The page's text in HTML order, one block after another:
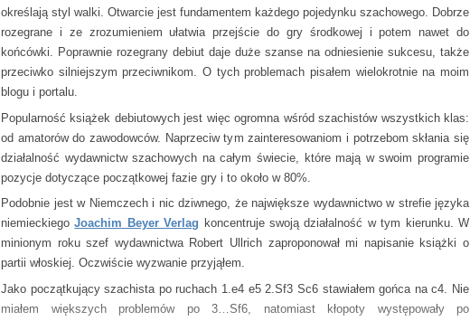
określają styl walki. Otwarcie jest fundamentem każdego pojedynku szachowego. Dobrze
rozegrane i ze zrozumieniem ułatwia przejście do gry środkowej i potem nawet do
końcówki. Poprawnie rozegrany debiut daje duże szanse na odniesienie sukcesu, także
przeciwko silniejszym przeciwnikom. O tych problemach pisałem wielokrotnie na moim
blogu i portalu.
Popularność książek debiutowych jest więc ogromna wśród szachistów wszystkich klas:
od amatorów do zawodowców. Naprzeciw tym zainteresowaniom i potrzebom skłania się
działalność wydawnictw szachowych na całym świecie, które mają w swoim programie
pozycje dotyczące początkowej fazie gry i to około w 80%.
Podobnie jest w Niemczech i nic dziwnego, że największe wydawnictwo w strefie języka
niemieckiegoJoachim Beyer Verlag koncentruje swoją działalność w tym kierunku. W
minionym roku szef wydawnictwa Robert Ullrich zaproponował mi napisanie książki o
partii włoskiej. Oczwiście wyzwanie przyjąłem.
Jako początkujący szachista po ruchach 1.e4 e5 2.Sf3 Sc6 stawiałem gońca na c4. Nie
miałem większych problemów po 3…Sf6, natomiast kłopoty występowały po